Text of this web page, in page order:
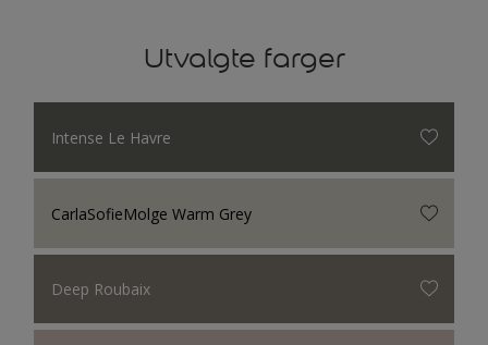
Utvalgte farger
Intense Le Havre
CarlaSofieMolge Warm Grey
Deep Roubaix